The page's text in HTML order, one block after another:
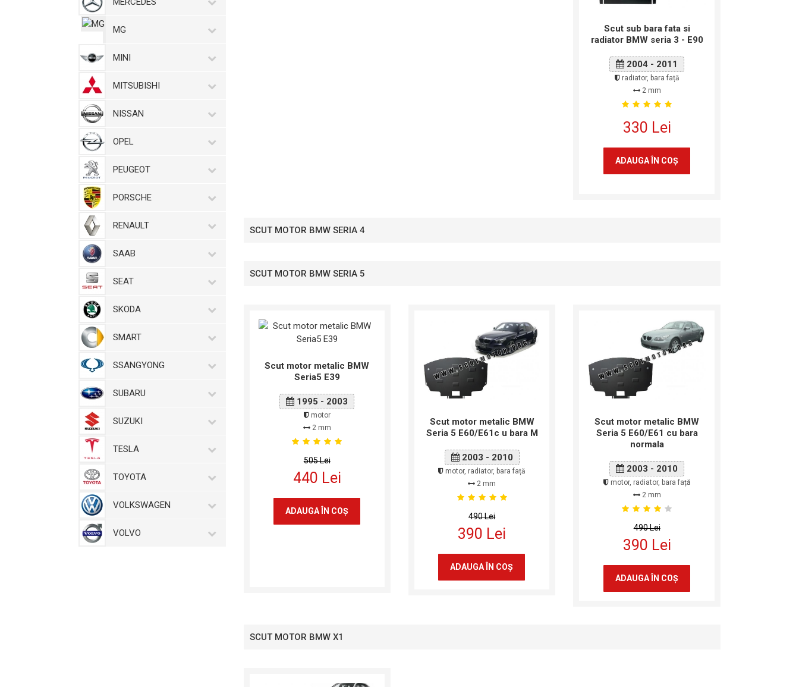
MG
MINI
MITSUBISHI
NISSAN
OPEL
PEUGEOT
PORSCHE
RENAULT
SAAB
SEAT
SKODA
SMART
SSANGYONG
SUBARU
SUZUKI
TESLA
TOYOTA
VOLKSWAGEN
VOLVO
Scut sub bara fata si
radiator BMW seria 3 - E90
2004 - 2011
radiator, bara față
2 mm
330 Lei
ADAUGA ÎN COŞ
SCUT MOTOR BMW SERIA 4
SCUT MOTOR BMW SERIA 5
Scut motor metalic BMW
Seria5 E39
1995 - 2003
motor
2 mm
505 Lei
440 Lei
ADAUGA ÎN COŞ
Scut motor metalic BMW
Seria 5 E60/E61c u bara M
2003 - 2010
motor, radiator, bara față
2 mm
490 Lei
390 Lei
ADAUGA ÎN COŞ
Scut motor metalic BMW
Seria 5 E60/E61 cu bara
normala
2003 - 2010
motor, radiator, bara față
2 mm
490 Lei
390 Lei
ADAUGA ÎN COŞ
SCUT MOTOR BMW X1